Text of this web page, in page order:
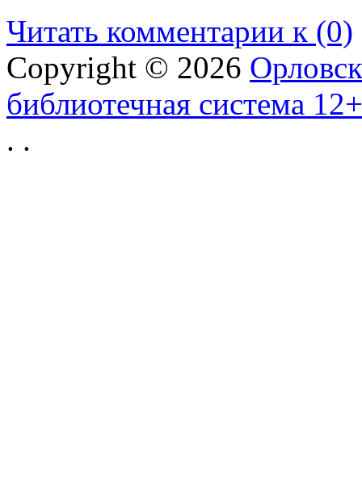
Читать комментарии к (0)
Copyright © 2026
библиотечная система 12+
. .